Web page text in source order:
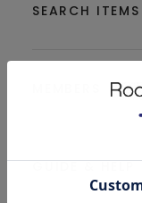
SEARCH ITEMS
GUIDE & HELP